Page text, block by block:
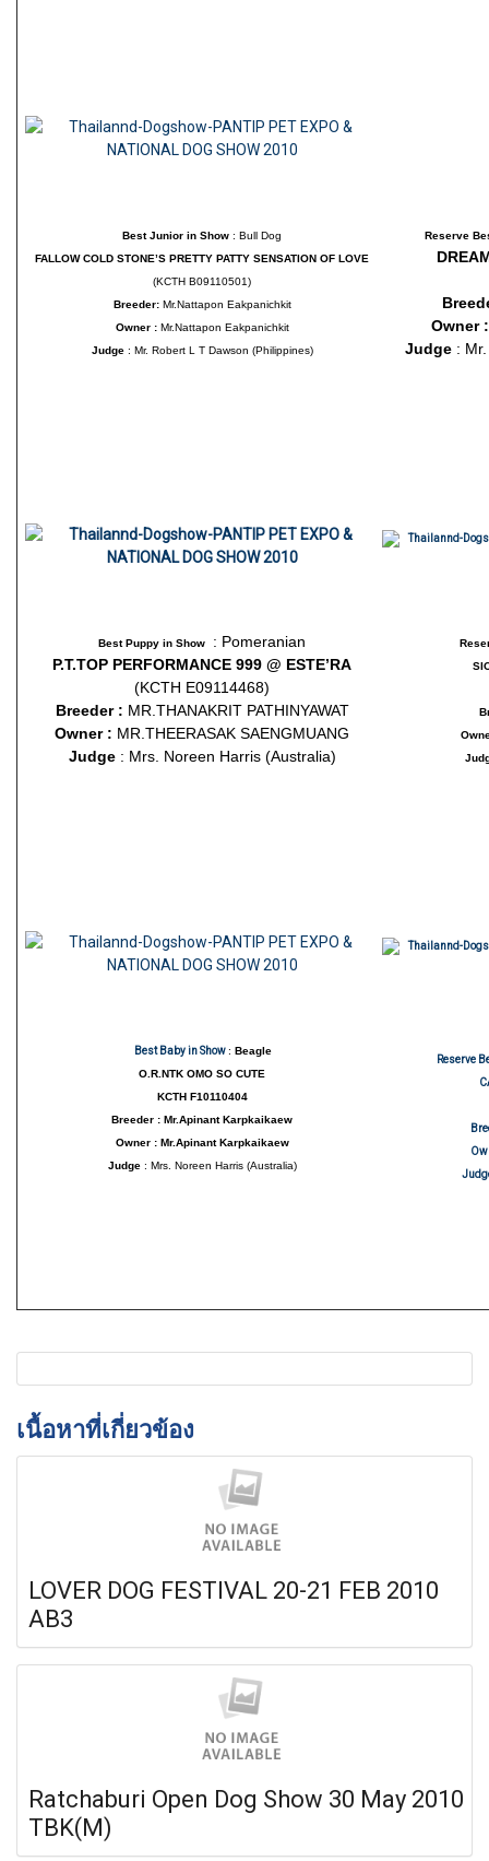
Best Junior in Show : Bull Dog
FALLOW COLD STONE’S PRETTY PATTY SENSATION OF LOVE
(KCTH B09110501)
Breeder:Mr.Nattapon Eakpanichkit
Owner :Mr.Nattapon Eakpanichkit
Judge : Mr. Robert L T Dawson (Philippines)
Reserve
Owner :
Judge :
Best Puppy in Show
: Pomeranian
P.T.TOP PERFORMANCE 999 @ ESTE’RA
(KCTH E09114468)
Breeder : MR.THANAKRIT PATHINYAWAT
Owner : MR.THEERASAK SAENGMUANG
Judge : Mrs. Noreen Harris (Australia)
Best Baby in Show: Beagle
O.R.NTK OMO SO CUTE
KCTH F10110404
Breeder : Mr.Apinant Karpkaikaew
Owner : Mr.Apinant Karpkaikaew
Judge: Mrs. Noreen Harris (Australia)
Reserve
เนื้อหาที่เกี่ยวข้อง
LOVER DOG FESTIVAL 20-21 FEB 2010
AB3
Ratchaburi Open Dog Show 30 May 2010
TBK(M)